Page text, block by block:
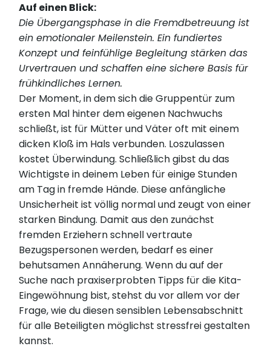
Auf einen Blick:
Die Übergangsphase in die Fremdbetreuung ist
ein emotionaler Meilenstein. Ein fundiertes
Konzept und feinfühlige Begleitung stärken das
Urvertrauen und schaffen eine sichere Basis für
frühkindliches Lernen.
Der Moment, in dem sich die Gruppentür zum
ersten Mal hinter dem eigenen Nachwuchs
schließt, ist für Mütter und Väter oft mit einem
dicken Kloß im Hals verbunden. Loszulassen
kostet Überwindung. Schließlich gibst du das
Wichtigste in deinem Leben für einige Stunden
am Tag in fremde Hände. Diese anfängliche
Unsicherheit ist völlig normal und zeugt von einer
starken Bindung. Damit aus den zunächst
fremden Erziehern schnell vertraute
Bezugspersonen werden, bedarf es einer
behutsamen Annäherung. Wenn du auf der
Suche nach praxiserprobten Tipps für die Kita-
Eingewöhnung bist, stehst du vor allem vor der
Frage, wie du diesen sensiblen Lebensabschnitt
für alle Beteiligten möglichst stressfrei gestalten
kannst.